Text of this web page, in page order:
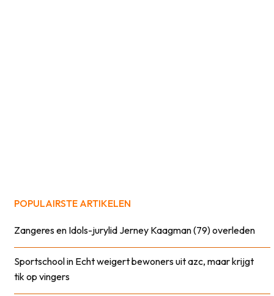
POPULAIRSTE ARTIKELEN
Zangeres en Idols-jurylid Jerney Kaagman (79) overleden
Sportschool in Echt weigert bewoners uit azc, maar krijgt
tik op vingers